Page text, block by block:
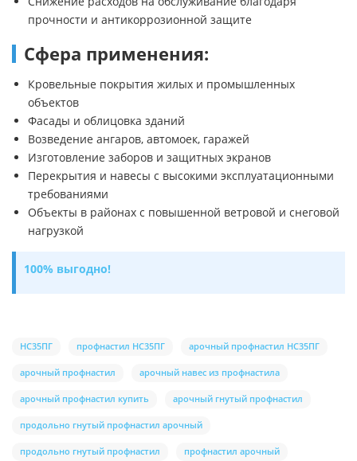
прочности и антикоррозионной защите
Сфера применения:
Кровельные покрытия жилых и промышленных
объектов
Фасады и облицовка зданий
Возведение ангаров, автомоек, гаражей
Изготовление заборов и защитных экранов
Перекрытия и навесы с высокими эксплуатационными
требованиями
Объекты в районах с повышенной ветровой и снеговой
нагрузкой
100% выгодно!
НС35ПГ профнастил НС35ПГ арочный профнастил НС35ПГ
арочный профнастил арочный навес из профнастила
арочный профнастил купить арочный гнутый профнастил
продольно гнутый профнастил арочный
продольно гнутый профнастил профнастил арочный